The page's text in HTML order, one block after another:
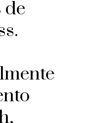
de